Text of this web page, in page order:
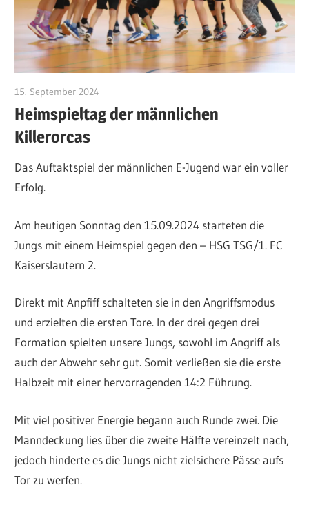
15. September 2024
Heimspieltag der männlichen
Killerorcas
Das Auftaktspiel der männlichen E-Jugend war ein voller
Erfolg.
Am heutigen Sonntag den 15.09.2024 starteten die
Jungs mit einem Heimspiel gegen den – HSG TSG/1. FC
Kaiserslautern 2.
Direkt mit Anpfiff schalteten sie in den Angriffsmodus
und erzielten die ersten Tore. In der drei gegen drei
Formation spielten unsere Jungs, sowohl im Angriff als
auch der Abwehr sehr gut. Somit verließen sie die erste
Halbzeit mit einer hervorragenden 14:2 Führung.
Mit viel positiver Energie begann auch Runde zwei. Die
Manndeckung lies über die zweite Hälfte vereinzelt nach,
jedoch hinderte es die Jungs nicht zielsichere Pässe aufs
Tor zu werfen.